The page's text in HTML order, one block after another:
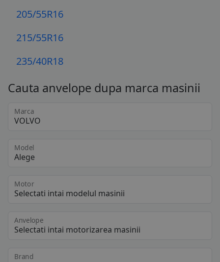
205/55R16
215/55R16
235/40R18
Cauta anvelope dupa marca masinii
Marca
Model
Motor
Anvelope
Brand